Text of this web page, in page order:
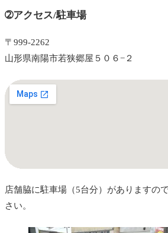
➁アクセス/駐車場
〒999-2262
山形県南陽市若狭郷屋５０６−２
店舗脇に駐車場（5台分）がありますの
さい。